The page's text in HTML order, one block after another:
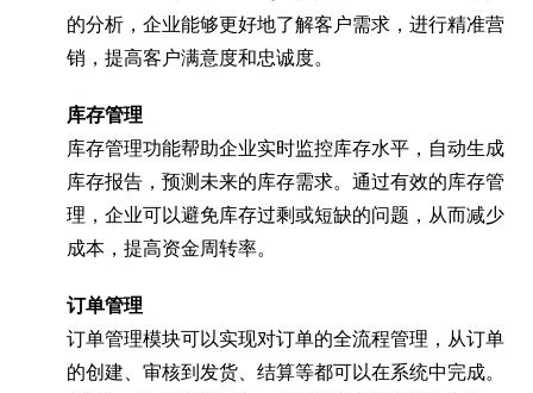
的分析，企业能够更好地了解客户需求，进行精准营
销，提高客户满意度和忠诚度。
库存管理
库存管理功能帮助企业实时监控库存水平，自动生成
库存报告，预测未来的库存需求。通过有效的库存管
理，企业可以避免库存过剩或短缺的问题，从而减少
成本，提高资金周转率。
订单管理
订单管理模块可以实现对订单的全流程管理，从订单
的创建、审核到发货、结算等都可以在系统中完成。